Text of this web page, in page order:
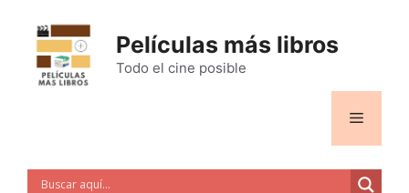
contenido
Películas más libros
Todo el cine posible
Menú